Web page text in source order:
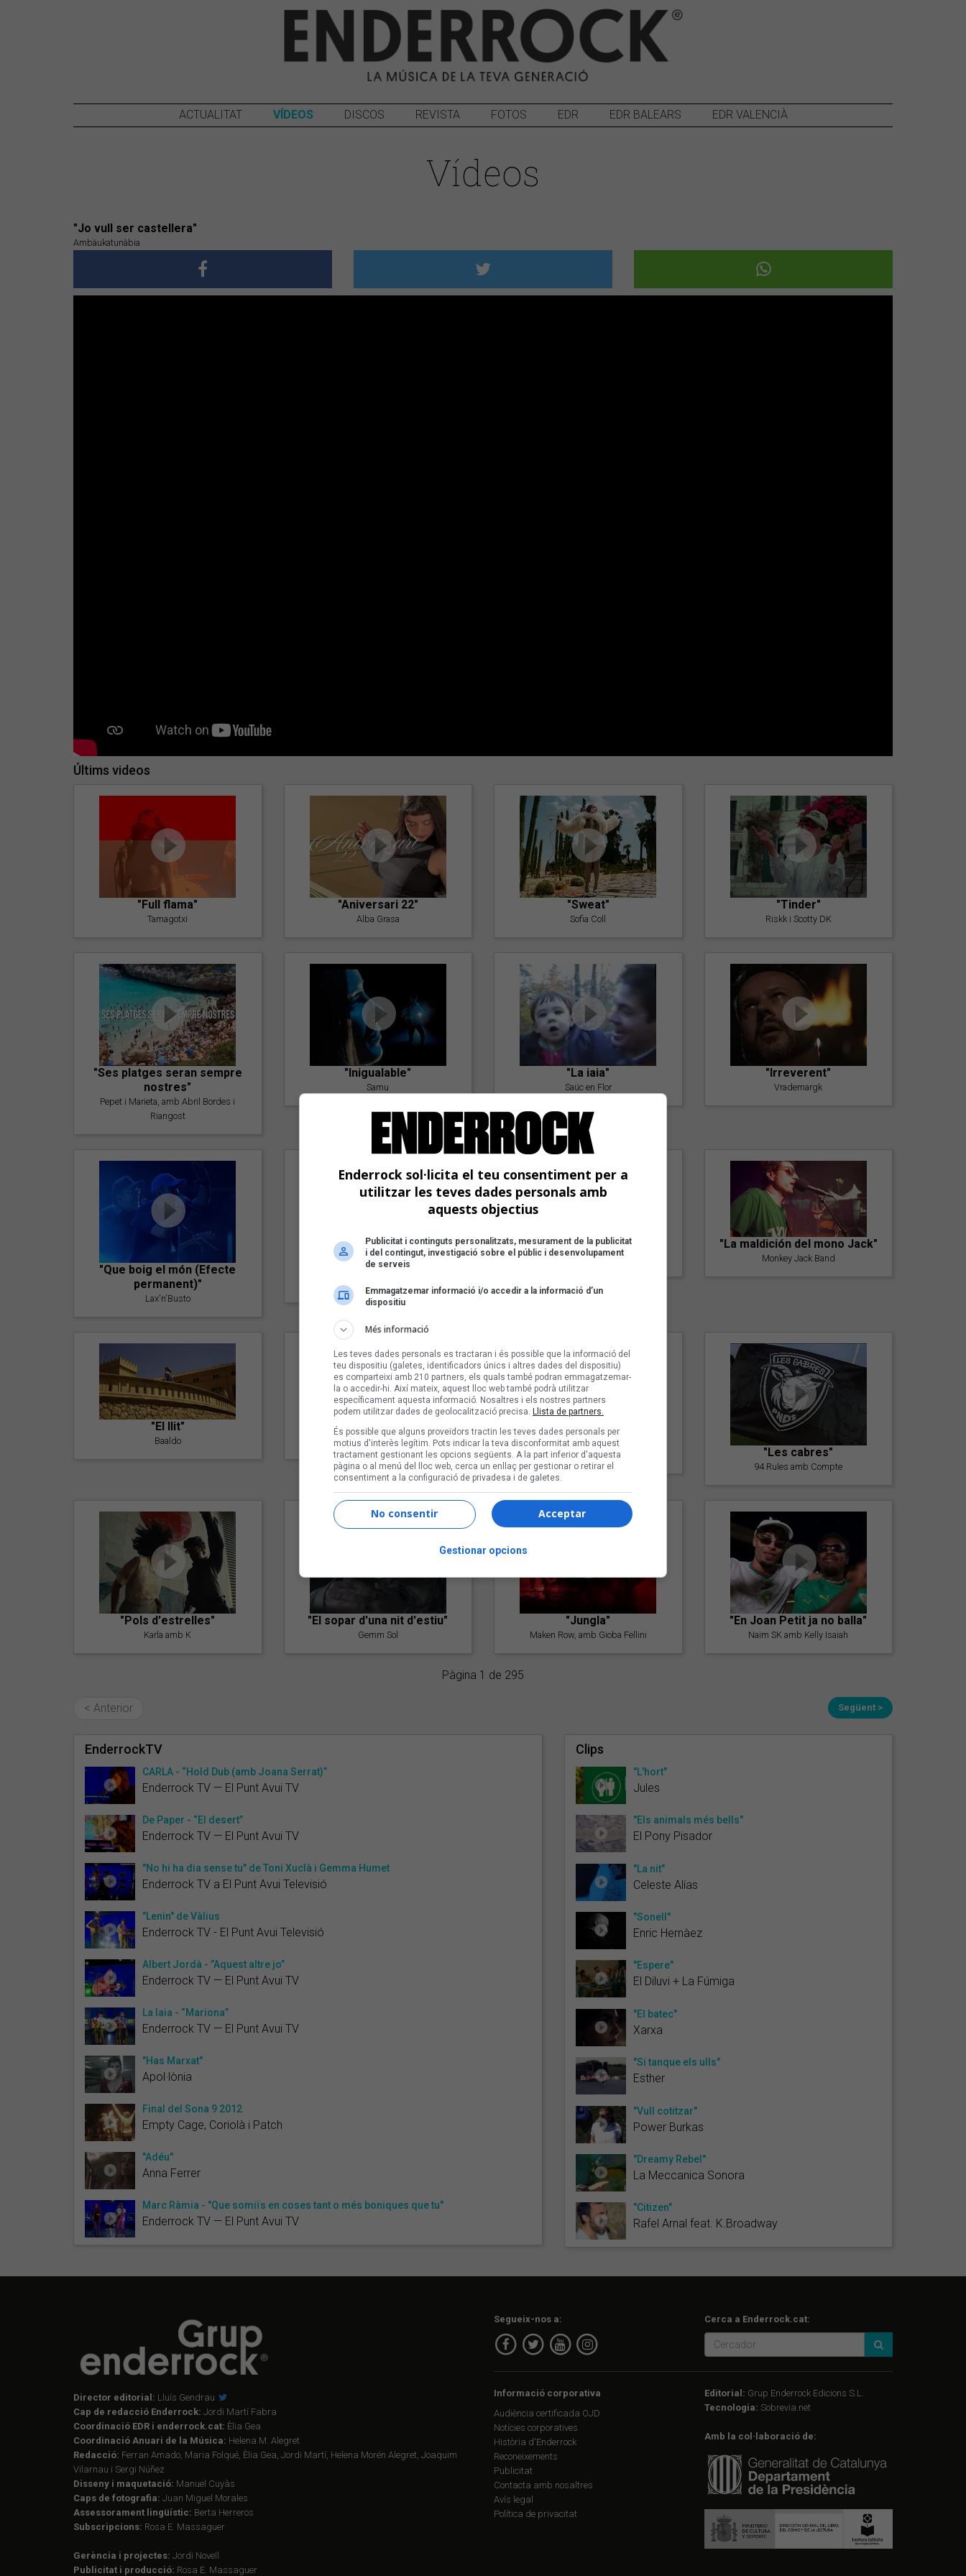
ACTUALITAT VÍDEOS DISCOS REVISTA FOTOS EDR EDR BALEARS EDR VALENCIÀ
Vídeos
"Jo vull ser castellera"
Ambäukatunàbia
Últims videos
"Full flama"
Tamagotxi
"Aniversari 22"
Alba Grasa
"Sweat"
Sofia Coll
"Tinder"
Riskk i Scotty DK
"Ses platges seran sempre
nostres"
Pepet i Marieta, amb Abril Bordes i
Riangost
"Inigualable"
Samu
"La iaia"
Saüc en Flor
"Irreverent"
Vrademargk
"Que boig el món (Efecte
permanent)"
Lax'n'Busto
"Amb tu"
"Postlude To A Kiss"
Goran Levi
"La maldición del mono Jack"
Monkey Jack Band
"El llit"
Baaldo
"Lo bueno y lo malo"
Carmen y María
"Posidònia"
Pep Álvarez amb Joan Muntaner
(Xanguito)
"Les cabres"
94 Rules amb Compte
"Pols d'estrelles"
Karla amb K
"El sopar d'una nit d'estiu"
Gemm Sol
"Jungla"
Maken Row, amb Gioba Fellini
"En Joan Petit ja no balla"
Naim SK amb Kelly Isaiah
Pàgina 1 de 295
< Anterior Següent >
EnderrockTV
CARLA - “Hold Dub (amb Joana Serrat)”
Enderrock TV — El Punt Avui TV
De Paper - “El desert”
Enderrock TV — El Punt Avui TV
"No hi ha dia sense tu" de Toni Xuclà i Gemma Humet
Enderrock TV a El Punt Avui Televisió
"Lenin" de Vàlius
Enderrock TV - El Punt Avui Televisió
Albert Jordà - ”Aquest altre jo”
Enderrock TV — El Punt Avui TV
La Iaia - “Mariona”
Enderrock TV — El Punt Avui TV
"Has Marxat"
Apol·lònia
Final del Sona 9 2012
Empty Cage, Coriolà i Patch
"Adéu"
Anna Ferrer
Marc Ràmia - "Que somiïs en coses tant o més boniques que tu"
Enderrock TV — El Punt Avui TV
Clips
"L'hort"
Jules
"Els animals més bells"
El Pony Pisador
"La nit"
Celeste Alías
"Sonell"
Enric Hernàez
"Espere"
El Diluvi + La Fúmiga
"El batec"
Xarxa
"Si tanque els ulls"
Esther
"Vull cotitzar"
Power Burkas
"Dreamy Rebel"
La Meccanica Sonora
"Citizen"
Rafel Arnal feat. K.Broadway
Director editorial: Lluís Gendrau
Cap de redacció Enderrock: Jordi Martí Fabra
Coordinació EDR i enderrock.cat: Èlia Gea
Coordinació Anuari de la Música: Helena M. Alegret
Redacció: Ferran Amado, Maria Folqué, Èlia Gea, Jordi Martí, Helena Morén Alegret, Joaquim
Vilarnau i Sergi Núñez
Disseny i maquetació: Manuel Cuyàs
Caps de fotografia: Juan Miguel Morales
Assessorament lingüístic: Berta Herreros
Subscripcions: Rosa E. Massaguer
Gerència i projectes: Jordi Novell
Publicitat i producció: Rosa E. Massaguer
Segueix-nos a: Cerca a Enderrock.cat:
Informació corporativa
Audiència certificada OJD
Notícies corporatives
Història d'Enderrock
Reconeixements
Publicitat
Contacta amb nosaltres
Avís legal
Política de privacitat
Editorial: Grup Enderrock Edicions S.L.
Tecnologia: Sobrevia.net
Amb la col·laboració de:
Enderrock sol·licita el teu consentiment per a
utilitzar les teves dades personals amb
aquests objectius
Publicitat i continguts personalitzats, mesurament de la publicitat
i del contingut, investigació sobre el públic i desenvolupament
de serveis
Emmagatzemar informació i/o accedir a la informació d’un
dispositiu
Més informació
Les teves dades personals es tractaran i és possible que la informació del
teu dispositiu (galetes, identificadors únics i altres dades del dispositiu)
es comparteixi amb 210 partners, els quals també podran emmagatzemar-
la o accedir-hi. Així mateix, aquest lloc web també podrà utilitzar
específicament aquesta informació. Nosaltres i els nostres partners
podem utilitzar dades de geolocalització precisa. Llista de partners.
És possible que alguns proveïdors tractin les teves dades personals per
motius d'interès legítim. Pots indicar la teva disconformitat amb aquest
tractament gestionant les opcions següents. A la part inferior d'aquesta
pàgina o al menú del lloc web, cerca un enllaç per gestionar o retirar el
consentiment a la configuració de privadesa i de galetes.
Acceptar
No consentir
Gestionar opcions